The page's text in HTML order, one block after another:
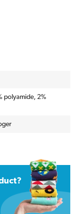
polyamide, 2%